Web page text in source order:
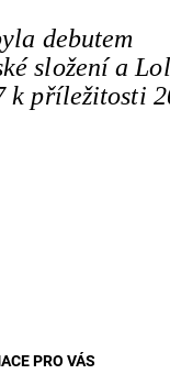
debutem
složení a
k příležitosti
PRO VÁS